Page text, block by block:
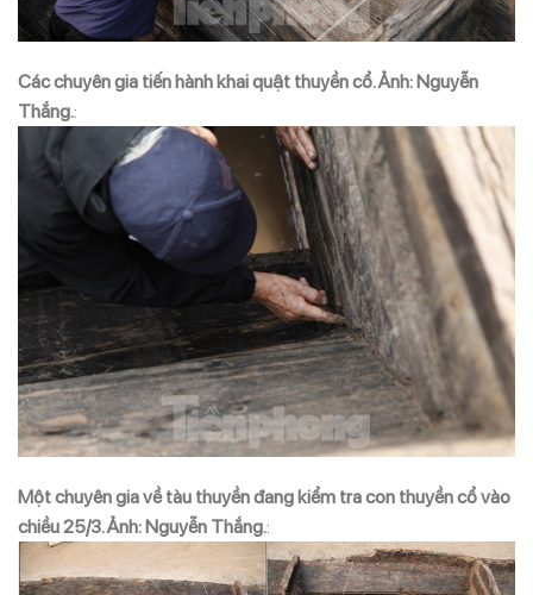
Các chuyên gia tiến hành khai quật thuyền cổ. Ảnh: Nguyễn
Thắng.:
Một chuyên gia về tàu thuyền đang kiểm tra con thuyền cổ vào
chiều 25/3. Ảnh: Nguyễn Thắng.: